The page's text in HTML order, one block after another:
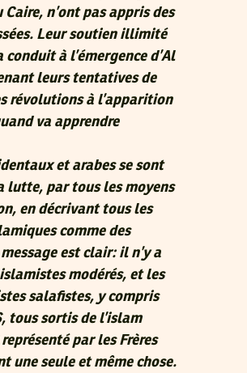
n’ont pas appris des
Leur soutien illimité
à l’émergence d’Al
leurs tentatives de
révolutions à l’apparition
va apprendre
et arabes se sont
lutte, par tous les moyens
en décrivant tous les
comme des
est clair: il n’y a
modérés, et les
salafistes, y compris
tous sortis de l’islam
par les Frères
une seule et même chose.